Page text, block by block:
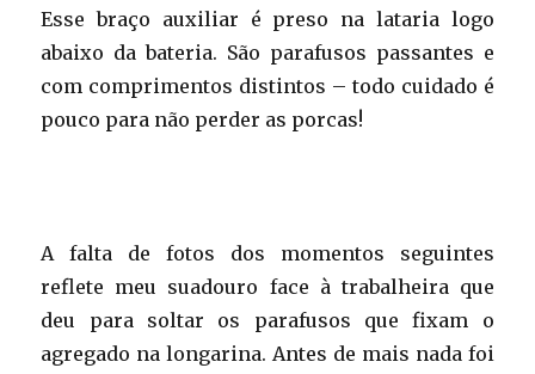
Esse braço auxiliar é preso na lataria logo
abaixo da bateria. São parafusos passantes e
com comprimentos distintos – todo cuidado é
pouco para não perder as porcas!
A falta de fotos dos momentos seguintes
reflete meu suadouro face à trabalheira que
deu para soltar os parafusos que fixam o
agregado na longarina. Antes de mais nada foi